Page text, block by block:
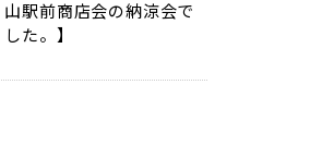
山駅前商店会の納涼会で
した。】